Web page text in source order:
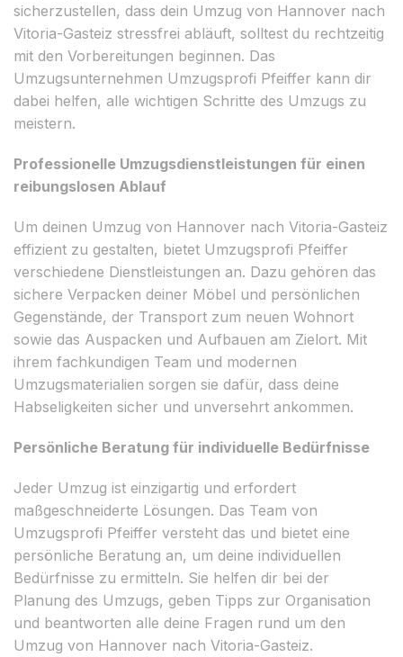
sicherzustellen, dass dein Umzug von Hannover nach
Vitoria-Gasteiz stressfrei abläuft, solltest du rechtzeitig
mit den Vorbereitungen beginnen. Das
Umzugsunternehmen Umzugsprofi Pfeiffer kann dir
dabei helfen, alle wichtigen Schritte des Umzugs zu
meistern.
Professionelle Umzugsdienstleistungen für einen
reibungslosen Ablauf
Um deinen Umzug von Hannover nach Vitoria-Gasteiz
effizient zu gestalten, bietet Umzugsprofi Pfeiffer
verschiedene Dienstleistungen an. Dazu gehören das
sichere Verpacken deiner Möbel und persönlichen
Gegenstände, der Transport zum neuen Wohnort
sowie das Auspacken und Aufbauen am Zielort. Mit
ihrem fachkundigen Team und modernen
Umzugsmaterialien sorgen sie dafür, dass deine
Habseligkeiten sicher und unversehrt ankommen.
Persönliche Beratung für individuelle Bedürfnisse
Jeder Umzug ist einzigartig und erfordert
maßgeschneiderte Lösungen. Das Team von
Umzugsprofi Pfeiffer versteht das und bietet eine
persönliche Beratung an, um deine individuellen
Bedürfnisse zu ermitteln. Sie helfen dir bei der
Planung des Umzugs, geben Tipps zur Organisation
und beantworten alle deine Fragen rund um den
Umzug von Hannover nach Vitoria-Gasteiz.